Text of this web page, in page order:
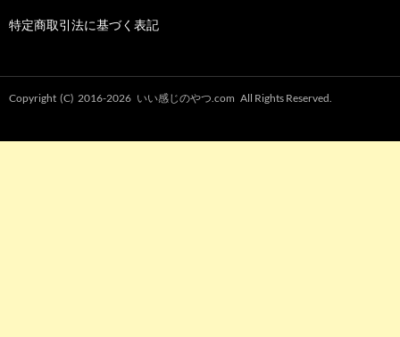
特定商取引法に基づく表記
Copyright (C) 2016-2026 いい感じのやつ.com All Rights Reserved.